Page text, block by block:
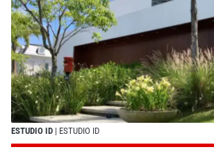
ESTUDIO ID | ESTUDIO ID